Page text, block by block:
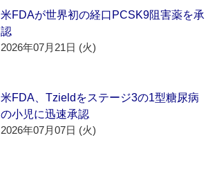
米FDAが世界初の経口PCSK9阻害薬を承
認
2026年07月21日 (火)
米FDA、Tzieldをステージ3の1型糖尿病
の小児に迅速承認
2026年07月07日 (火)